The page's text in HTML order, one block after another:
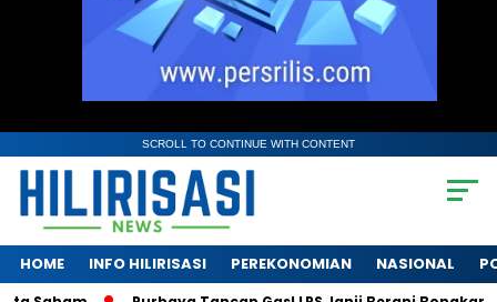
SCROLL TO CONTINUE WITH CONTENT
HOME INFO HILIRISASI PEREKONOMIAN NASIONAL